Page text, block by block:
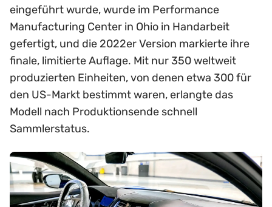
eingeführt wurde, wurde im Performance
Manufacturing Center in Ohio in Handarbeit
gefertigt, und die 2022er Version markierte ihre
finale, limitierte Auflage. Mit nur 350 weltweit
produzierten Einheiten, von denen etwa 300 für
den US-Markt bestimmt waren, erlangte das
Modell nach Produktionsende schnell
Sammlerstatus.